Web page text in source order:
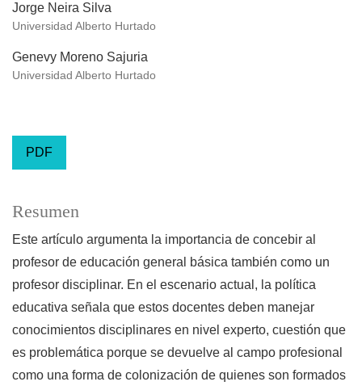
Jorge Neira Silva
Universidad Alberto Hurtado
Genevy Moreno Sajuria
Universidad Alberto Hurtado
PDF
Resumen
Este artículo argumenta la importancia de concebir al
profesor de educación general básica también como un
profesor disciplinar. En el escenario actual, la política
educativa señala que estos docentes deben manejar
conocimientos disciplinares en nivel experto, cuestión que
es problemática porque se devuelve al campo profesional
como una forma de colonización de quienes son formados